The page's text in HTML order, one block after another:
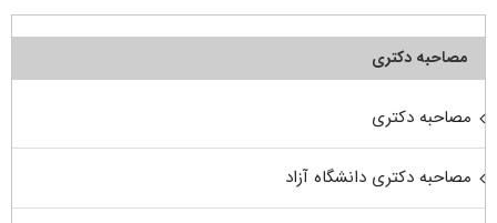
مصاحبه دکتری
مصاحبه دکتری
مصاحبه دکتری دانشگاه آزاد